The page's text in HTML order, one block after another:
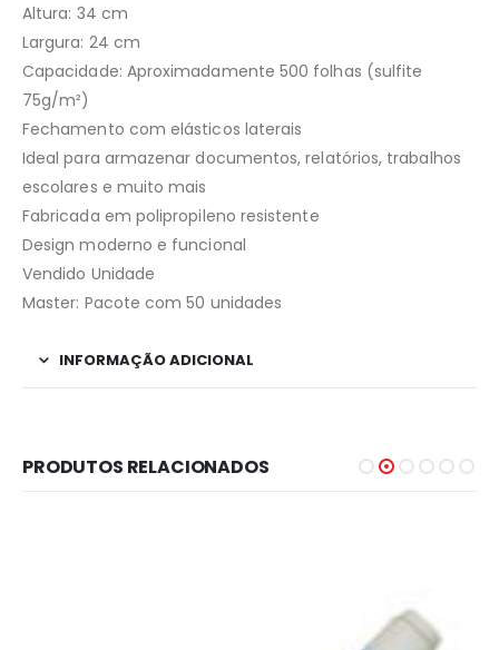
Altura: 34 cm
Largura: 24 cm
Capacidade: Aproximadamente 500 folhas (sulfite
75g/m²)
Fechamento com elásticos laterais
Ideal para armazenar documentos, relatórios, trabalhos
escolares e muito mais
Fabricada em polipropileno resistente
Design moderno e funcional
Vendido Unidade
Master: Pacote com 50 unidades
INFORMAÇÃO ADICIONAL
PRODUTOS RELACIONADOS